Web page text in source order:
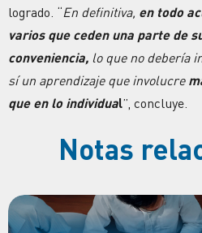
logrado. “En definitiva, en todo
varios que ceden una parte de
conveniencia, lo que no debería
sí un aprendizaje que involucre
que en lo individual”, concluye.
Notas